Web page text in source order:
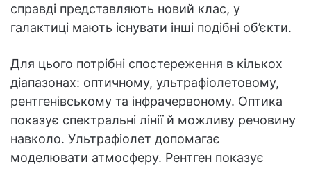
справді представляють новий клас, у
галактиці мають існувати інші подібні об’єкти.
Для цього потрібні спостереження в кількох
діапазонах: оптичному, ультрафіолетовому,
рентгенівському та інфрачервоному. Оптика
показує спектральні лінії й можливу речовину
навколо. Ультрафіолет допомагає
моделювати атмосферу. Рентген показує